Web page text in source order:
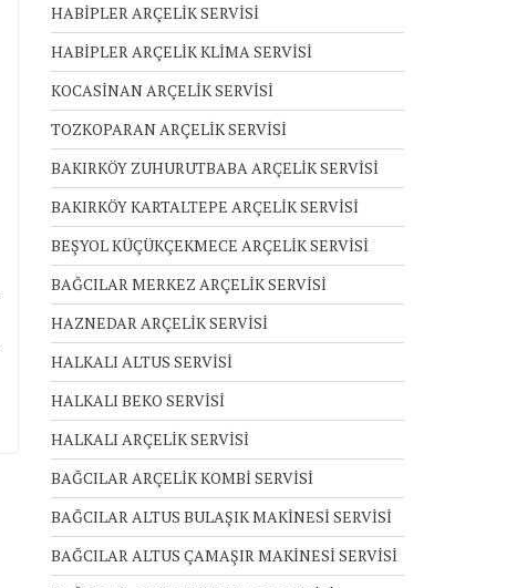
HABİPLER ARÇELİK SERVİSİ
HABİPLER ARÇELİK KLİMA SERVİSİ
KOCASİNAN ARÇELİK SERVİSİ
TOZKOPARAN ARÇELİK SERVİSİ
BAKIRKÖY ZUHURUTBABA ARÇELİK SERVİSİ
BAKIRKÖY KARTALTEPE ARÇELİK SERVİSİ
BEŞYOL KÜÇÜKÇEKMECE ARÇELİK SERVİSİ
BAĞCILAR MERKEZ ARÇELİK SERVİSİ
HAZNEDAR ARÇELİK SERVİSİ
HALKALI ALTUS SERVİSİ
HALKALI BEKO SERVİSİ
HALKALI ARÇELİK SERVİSİ
BAĞCILAR ARÇELİK KOMBİ SERVİSİ
BAĞCILAR ALTUS BULAŞIK MAKİNESİ SERVİSİ
BAĞCILAR ALTUS ÇAMAŞIR MAKİNESİ SERVİSİ